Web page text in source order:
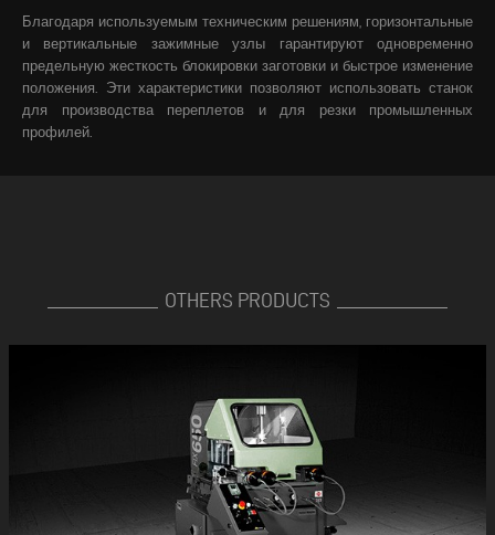
Благодаря используемым техническим решениям, горизонтальные
и вертикальные зажимные узлы гарантируют одновременно
предельную жесткость блокировки заготовки и быстрое изменение
положения. Эти характеристики позволяют использовать станок
для производства переплетов и для резки промышленных
профилей.
OTHERS PRODUCTS